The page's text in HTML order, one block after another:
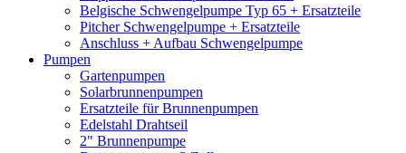
Belgische Schwengelpumpe Typ 65 + Ersatzteile
Pitcher Schwengelpumpe + Ersatzteile
Anschluss + Aufbau Schwengelpumpe
Pumpen
Gartenpumpen
Solarbrunnenpumpen
Ersatzteile für Brunnenpumpen
Edelstahl Drahtseil
2" Brunnenpumpe